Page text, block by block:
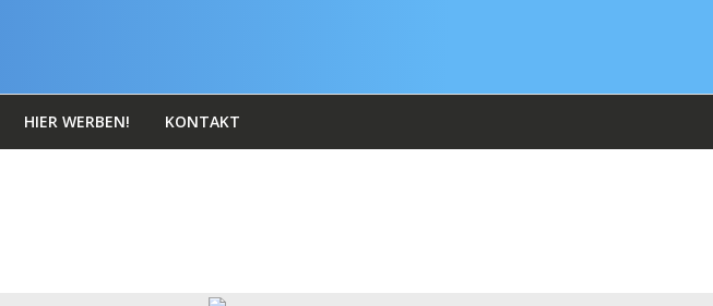
HIER WERBEN! KONTAKT